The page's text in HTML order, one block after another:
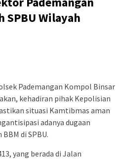
SPBU Wilayah
Pademangan Kompol Binsar
kehadiran pihak Kepolisian
situasi Kamtibmas aman
adanya dugaan
di SPBU.
yang berada di Jalan